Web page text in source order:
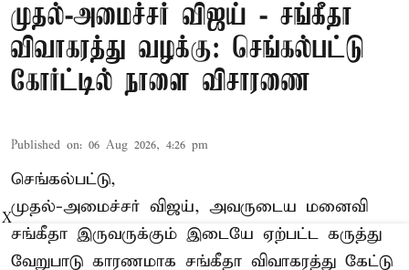
முதல்-அமைச்சர் விஜய் - சங்கீதா
விவாகரத்து வழக்கு: செங்கல்பட்டு
கோர்ட்டில் நாளை விசாரணை
Published on: 06 Aug 2026, 4:26 pm
செங்கல்பட்டு,
முதல்-அமைச்சர் விஜய், அவருடைய மனைவி
சங்கீதா இருவருக்கும் இடையே ஏற்பட்ட கருத்து
வேறுபாடு காரணமாக சங்கீதா விவாகரத்து கேட்டு
X